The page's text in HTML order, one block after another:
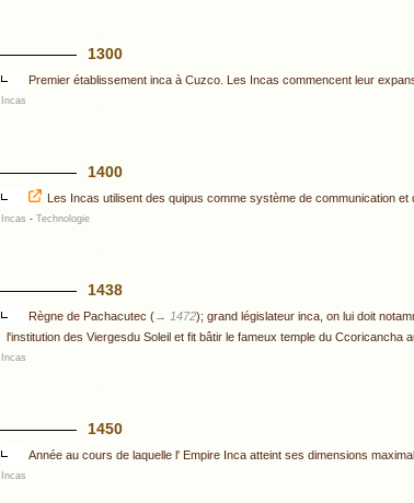
1300
Premier établissement inca à Cuzco. Les Incas commencent leur
Incas
1400
Les Incas utilisent des quipus comme système de communication et
Incas - Technologie
1438
Règne de Pachacutec (→ 1472); grand législateur inca, on lui doit
l'institution des Viergesdu Soleil et fit bâtir le fameux temple du Ccoricancha
Incas
1450
Année au cours de laquelle l' Empire Inca atteint ses dimensions
Incas